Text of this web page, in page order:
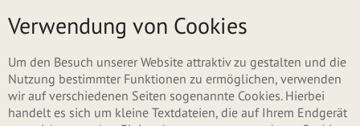
Menü
Verwendung von Cookies
Um den Besuch unserer Website attraktiv zu gestalten und die
Nutzung bestimmter Funktionen zu ermöglichen, verwenden
wir auf verschiedenen Seiten sogenannte Cookies. Hierbei
handelt es sich um kleine Textdateien, die auf Ihrem Endgerät